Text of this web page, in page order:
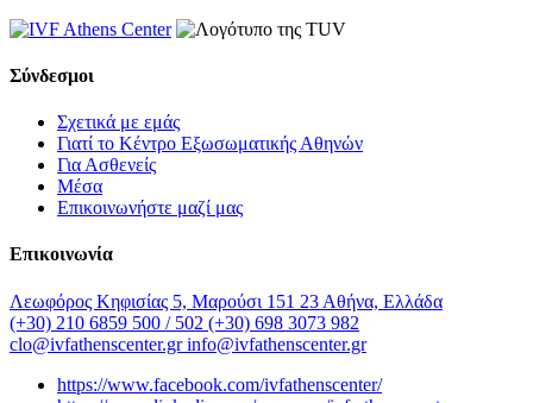
Σύνδεσμοι
Σχετικά με εμάς
Γιατί το Κέντρο Εξωσωματικής Αθηνών
Για Ασθενείς
Μέσα
Επικοινωνήστε μαζί μας
Επικοινωνία
Λεωφόρος Κηφισίας 5, Μαρούσι 151 23 Αθήνα, Ελλάδα
(+30) 210 6859 500 / 502 (+30) 698 3073 982
clo@ivfathenscenter.grinfo@ivfathenscenter.gr
https://www.facebook.com/ivfathenscenter/